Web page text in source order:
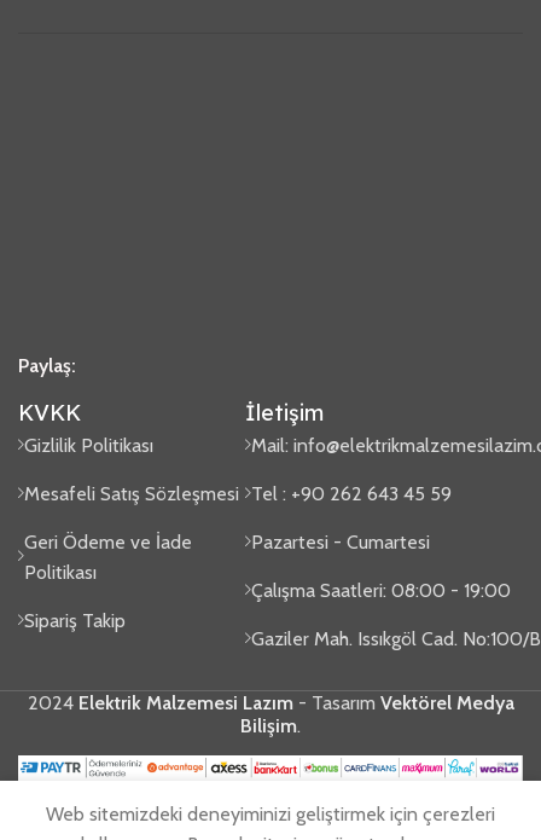
Paylaş:
KVKK
Gizlilik Politikası
Mesafeli Satış Sözleşmesi
Geri Ödeme ve İade
Politikası
Sipariş Takip
İletişim
Mail:
Tel : +90 262 643 45 59
Pazartesi - Cumartesi
Çalışma Saatleri: 08:00 - 19:00
Gaziler Mah. Issıkgöl Cad. No:100/
2024 Elektrik Malzemesi Lazım- Tasarım Vektörel Medya
Bilişim.
Web sitemizdeki deneyiminizi geliştirmek için çerezleri